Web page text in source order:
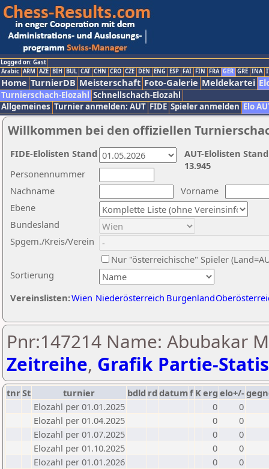
Logged on: Gast
Arabic ARM AZE BIH BUL CAT CHN CRO CZE DEN ENG ESP FAI FIN FRA GER GRE INA
Home TurnierDB Meisterschaft Foto-Galerie Meldekartei
Turnierschach-Elozahl Schnellschach-Elozahl
Allgemeines Turnier anmelden: AUT FIDE Spieler anmelden Elo
Willkommen bei den offiziellen
Nachname
Vorname
Ebene
Sortierung
Personennummer
Bundesland
Spgem./Kreis/Verein
Nur "österreichische" Spieler
Vereinslisten:Wien Niederösterreich Burgenland
AUT-Elolisten
13.945
FIDE-Elolisten Stand
Pnr:147214 Name: Abubakar
Zeitreihe, Grafik Partie-
tnrSt turnier bdld rd datumf Kerg elo+/-
Elozahl per 01.01.2025
0
0
Elozahl per 01.04.2025
0
0
Elozahl per 01.07.2025
0
0
Elozahl per 01.10.2025
0
0
Elozahl per 01.01.2026
0
0